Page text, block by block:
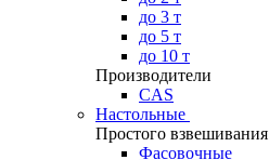
до 3 т
до 5 т
до 10 т
Производители
CAS
Настольные
Простого взвешивания
Фасовочные